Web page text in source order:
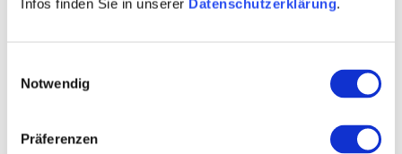
Infos finden Sie in unserer Datenschutzerklärung.
Notwendig
Präferenzen